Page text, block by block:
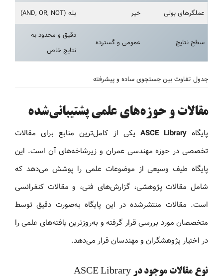
عملگرهای بولی خیر بله (AND, OR, NOT)
سطح نتایج عمومی و گسترده
دقیق و محدود به
نتایج خاص
جدول تفاوت بین جستجوی ساده و پیشرفته
مقالات و حوزه‌های علمی پشتیبانی‌شده
پایگاهASCE Library یکی از کامل‌ترین منابع برای مقالات
تخصصی در حوزه مهندسی عمران و زیرشاخه‌های آن است. این
پایگاه طیف وسیعی از موضوعات علمی را پوشش می‌دهد که
شامل مقالات پژوهشی، گزارش‌های فنی، و مقالات کنفرانسی
است. مقالات منتشرشده در این پایگاه به‌صورت دقیق توسط
متخصصان مورد بررسی قرار گرفته و به‌روزترین یافته‌های علمی را
در اختیار پژوهشگران و مهندسان قرار می‌دهد.
نوع مقالات موجود در ASCE Library